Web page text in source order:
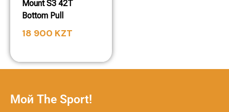
Mount S3 42T
Bottom Pull
18 900 KZT
Мой The Sport!